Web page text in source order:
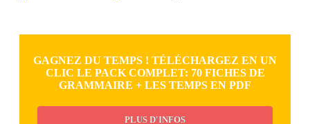
GAGNEZ DU TEMPS ! TÉLÉCHARGEZ EN UN
CLIC LE PACK COMPLET: 70 FICHES DE
GRAMMAIRE + LES TEMPS EN PDF
PLUS D'INFOS